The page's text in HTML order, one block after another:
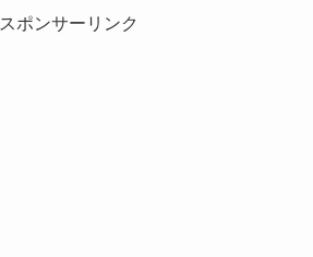
スポンサーリンク